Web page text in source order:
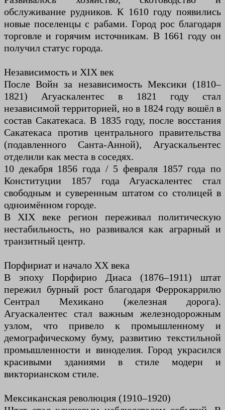
обслуживание рудников. К 1610 году появились
новые поселенцы с рабами. Город рос благодаря
торговле и горячим источникам. В 1661 году он
получил статус города.
Независимость и XIX век
После Войн за независимость Мексики (1810–
1821) Агуаскалентес в 1821 году стал
независимой территорией, но в 1824 году вошёл в
состав Сакатекаса. В 1835 году, после восстания
Сакатекаса против центрального правительства
(подавленного Санта-Анной), Агуаскальентес
отделили как места в соседях.
10 декабря 1856 года / 5 февраля 1857 года по
Конституции 1857 года Агуаскалентес стал
свободным и суверенным штатом со столицей в
одноимённом городе.
В XIX веке регион переживал политическую
нестабильность, но развивался как аграрный и
транзитный центр.
Порфириат и начало XX века
В эпоху Порфирио Диаса (1876–1911) штат
пережил бурный рост благодаря Феррокаррилю
Сентрал Мехикано (железная дорога).
Агуаскалентес стал важным железнодорожным
узлом, что привело к промышленному и
демографическому буму, развитию текстильной
промышленности и виноделия. Город украсился
красивыми зданиями в стиле модерн и
викторианском стиле.
Мексиканская революция (1910–1920)